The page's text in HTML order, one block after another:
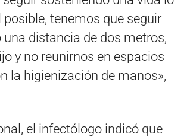
tenemos que seguir
una distancia de dos metros,
y no reunirnos en espacios
la higienización de manos»,
el infectólogo indicó que